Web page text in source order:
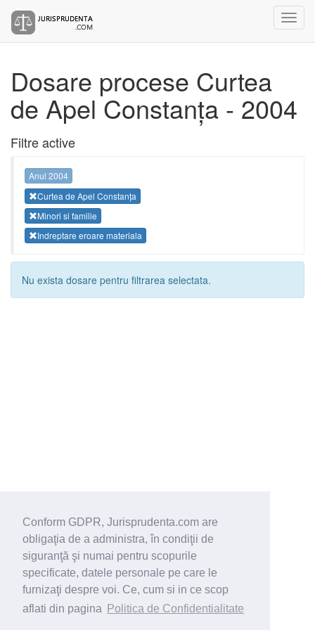
Conform GDPR, Jurisprudenta.com are
obligaţia de a administra, în condiţii de
siguranţă şi numai pentru scopurile
specificate, datele personale pe care le
furnizaţi despre voi. Ce, cum si in ce scop
aflati din pagina
Politica de Confidentialitate
Dosare procese Curtea
de Apel Constanța - 2004
Filtre active
Anul 2004
Curtea de Apel Constanța
Minori si familie
Indreptare eroare materiala
Nu exista dosare pentru filtrarea selectata.